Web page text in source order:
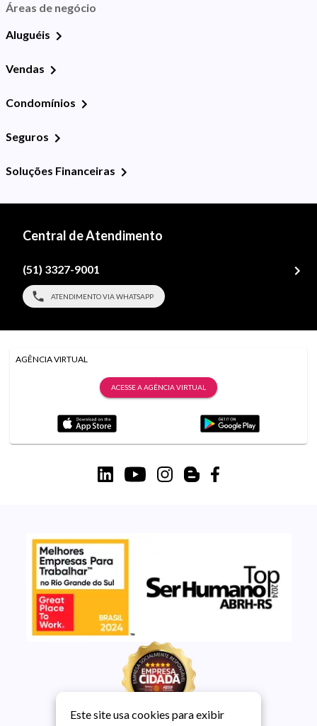
Áreas de negócio
Aluguéis
Vendas
Condomínios
Seguros
Soluções Financeiras
Central de Atendimento
(51) 3327-9001
ATENDIMENTO VIA WHATSAPP
AGÊNCIA VIRTUAL
ACESSE A AGÊNCIA VIRTUAL
Este site usa cookies para exibir